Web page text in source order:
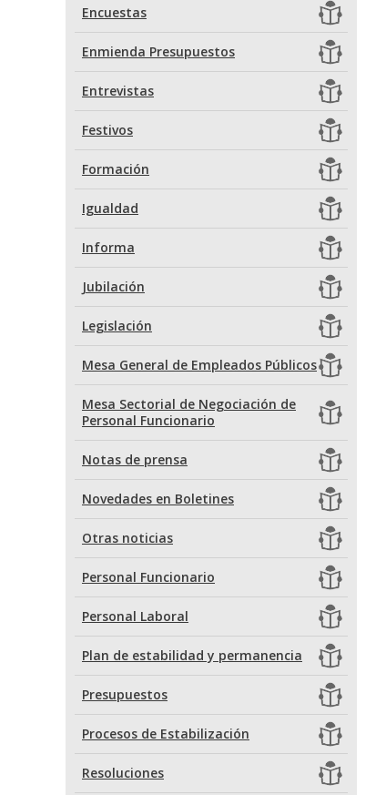
Encuestas
Enmienda Presupuestos
Entrevistas
Festivos
Formación
Igualdad
Informa
Jubilación
Legislación
Mesa General de Empleados Públicos
Mesa Sectorial de Negociación de
Personal Funcionario
Notas de prensa
Novedades en Boletines
Otras noticias
Personal Funcionario
Personal Laboral
Plan de estabilidad y permanencia
Presupuestos
Procesos de Estabilización
Resoluciones